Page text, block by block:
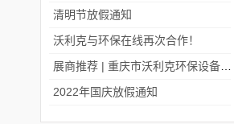
清明节放假通知
沃利克与环保在线再次合作！
2022年国庆放假通知